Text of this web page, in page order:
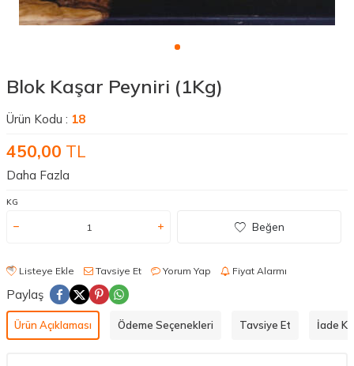
Blok Kaşar Peyniri (1Kg)
Ürün Kodu : 18
450,00 TL
Daha Fazla
KG
Beğen
Listeye Ekle Tavsiye Et Yorum Yap Fiyat Alarmı
Paylaş
Ürün Açıklaması Ödeme Seçenekleri Tavsiye Et İade